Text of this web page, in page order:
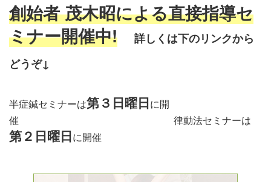
創始者 茂木昭による直接指導セ
ミナー開催中!
詳しくは下のリンクから
どうぞ↓
半症鍼セミナーは第３日曜日に開
催 律動法セミナーは
第２日曜日に開催